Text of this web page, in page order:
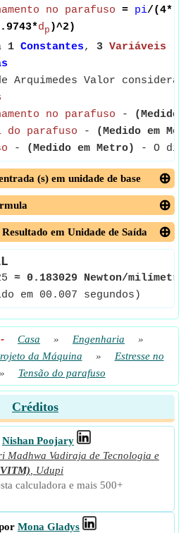
no parafuso = pi/(4*(
dp )^2)
1 Constantes, 3 Variáveis
Valor considerado
no parafuso -
(Medido
do parafuso -
(Medido em
- (Medido em Metro) - O
(s) em unidade de base
em Unidade de Saída
≈ 0.183029 Newton/milímetro
em 00.007 segundos)
Casa » Engenharia
»
da Máquina »
Estresse no
» Tensão do parafuso
Créditos
Nishan Poojary
Madhwa Vadiraja de Tecnologia e
Udupi
calculadora e mais 500+
Mona Gladys